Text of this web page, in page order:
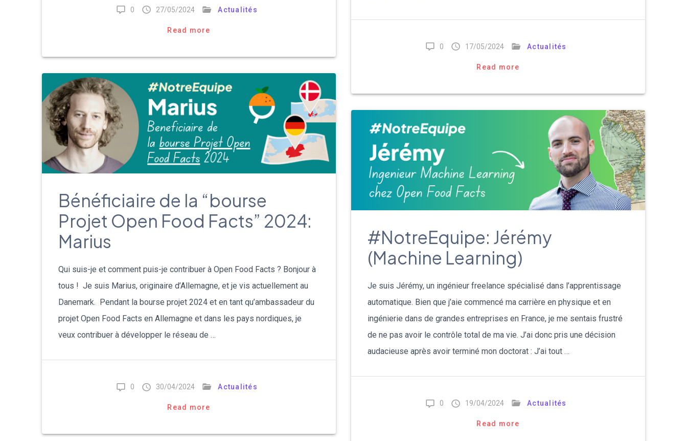
0 27/05/2024 Actualités
Read more
0 17/05/2024 Actualités
Read more
Bénéficiaire de la “bourse
Projet Open Food Facts” 2024:
Marius
Qui suis-je et comment puis-je contribuer à Open Food Facts ? Bonjour à
tous ! Je suis Marius, originaire d’Allemagne, et je vis actuellement au
Danemark. Pendant la bourse projet 2024 et en tant qu’ambassadeur du
projet Open Food Facts en Allemagne et dans les pays nordiques, je
veux contribuer à développer le réseau de …
0 30/04/2024 Actualités
Read more
#NotreEquipe: Jérémy
(Machine Learning)
Je suis Jérémy, un ingénieur freelance spécialisé dans l’apprentissage
automatique. Bien que j’aie commencé ma carrière en physique et en
ingénierie dans de grandes entreprises en France, je me sentais frustré
de ne pas avoir le contrôle total de ma vie. J’ai donc pris une décision
audacieuse après avoir terminé mon doctorat : J’ai tout …
0 19/04/2024 Actualités
Read more